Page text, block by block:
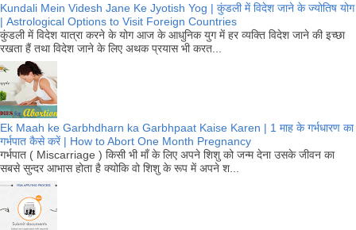
Kundali Mein Videsh Jane Ke Jyotish Yog | कुंडली में विदेश जाने के ज्योतिष योग
| Astrological Options to Visit Foreign Countries
कुंडली में विदेश यात्रा करने के योग आज के आधुनिक युग में हर व्यक्ति विदेश जाने की इच्छा
रखता हैं तथा विदेश जाने के लिए अथक प्रयास भी करत...
Ek Maah ke Garbhdharn ka Garbhpaat Kaise Karen | 1 माह के गर्भधारण का
गर्भपात कैसे करें | How to Abort One Month Pregnancy
गर्भपात ( Miscarriage ) किसी भी माँ के लिए अपने शिशु को जन्म देना उसके जीवन का
सबसे सुन्दर आभास होता है क्योकि वो शिशु के रूप में अपने श...